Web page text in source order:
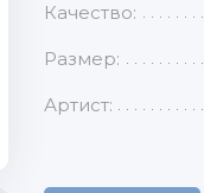
Качество:
Размер:
Артист: